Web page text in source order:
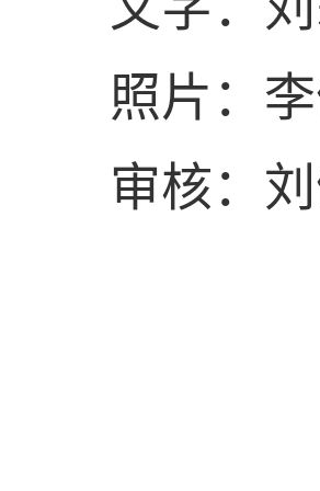
照片：
审核：